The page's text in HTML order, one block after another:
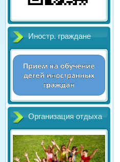
Иностр. граждане
Организация отдыха